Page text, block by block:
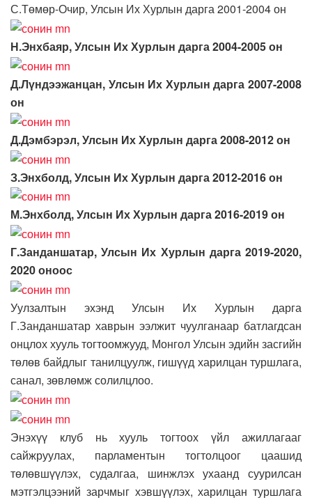
С.Төмөр-Очир, Улсын Их Хурлын дарга 2001-2004 он
Н.Энхбаяр, Улсын Их Хурлын дарга 2004-2005 он
Д.Лүндээжанцан, Улсын Их Хурлын дарга 2007-2008
он
Д.Дэмбэрэл, Улсын Их Хурлын дарга 2008-2012 он
З.Энхболд, Улсын Их Хурлын дарга 2012-2016 он
М.Энхболд, Улсын Их Хурлын дарга 2016-2019 он
Г.Занданшатар, Улсын Их Хурлын дарга 2019-2020,
2020 оноос
Уулзалтын эхэнд Улсын Их Хурлын дарга
Г.Занданшатар хаврын ээлжит чуулганаар батлагдсан
онцлох хууль тогтоомжууд, Монгол Улсын эдийн засгийн
төлөв байдлыг танилцуулж, гишүүд харилцан туршлага,
санал, зөвлөмж солилцлоо.
Энэхүү клуб нь хууль тогтоох үйл ажиллагааг
сайжруулах, парламентын тогтолцоог цаашид
төлөвшүүлэх, судалгаа, шинжлэх ухаанд суурилсан
мэтгэлцээний зарчмыг хэвшүүлэх, харилцан туршлага